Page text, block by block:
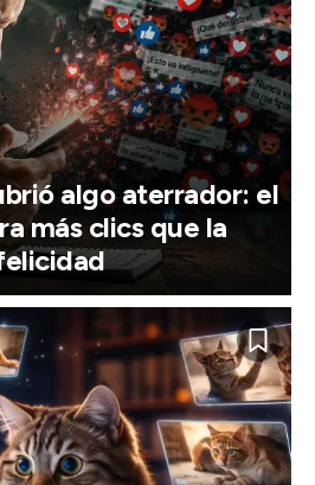
algo aterrador: el
más clics que la